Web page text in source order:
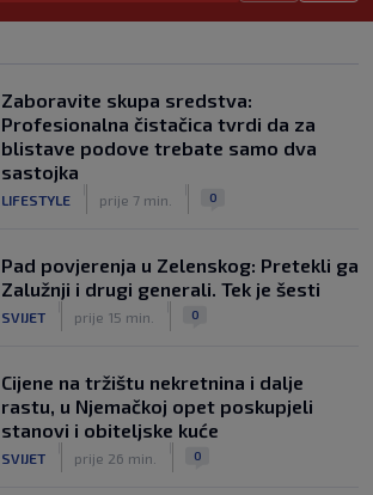
Neočekivani problemi za Dinamo:
Rijeka u Finsku nosi minimalnu
prednost, bivši vratar Dinama spriječio
veću razliku
SK prije 2 h
Zaboravite skupa sredstva:
Profesionalna čistačica tvrdi da za
blistave podove trebate samo dva
sastojka
LIFESTYLE prije 7 min. 0
Pad povjerenja u Zelenskog: Pretekli ga
Zalužnji i drugi generali. Tek je šesti
SVIJET prije 15 min. 0
Cijene na tržištu nekretnina i dalje
rastu, u Njemačkoj opet poskupjeli
stanovi i obiteljske kuće
SVIJET prije 26 min. 0